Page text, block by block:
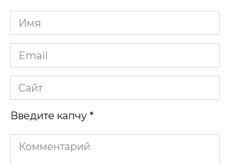
Имя
*
Email
*
Сайт
Введите капчу *
Комментарий